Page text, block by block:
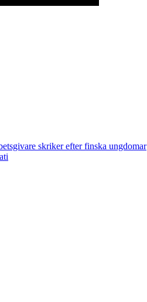
skriker efter finska ungdomar